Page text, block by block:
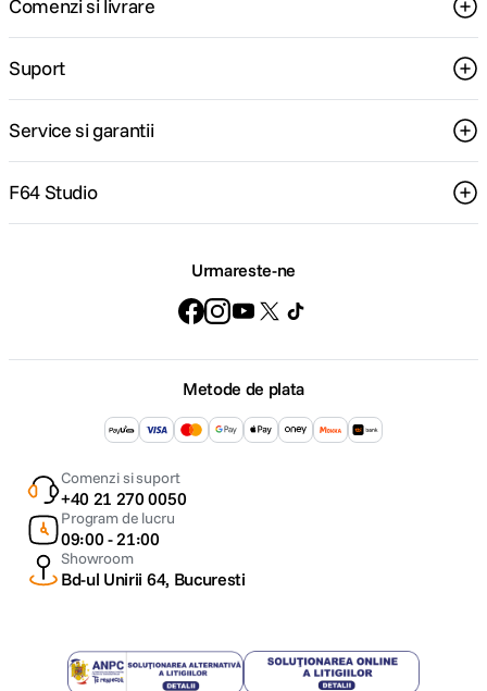
ghiduri foto-video si oferte pregatite special
pentru tine.
Consultanta
specializata
Livrare gratuita
499lei